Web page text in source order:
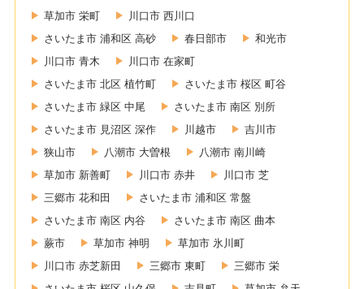
草加市 栄町
川口市 西川口
さいたま市 浦和区 高砂
春日部市
和光市
川口市 青木
川口市 在家町
さいたま市 北区 植竹町
さいたま市 桜区 町谷
さいたま市 緑区 中尾
さいたま市 南区 別所
さいたま市 見沼区 深作
川越市
吉川市
狭山市
八潮市 大曽根
八潮市 南川崎
草加市 新善町
川口市 赤井
川口市 芝
三郷市 花和田
さいたま市 浦和区 常盤
さいたま市 南区 内谷
さいたま市 南区 曲本
蕨市
草加市 神明
草加市 氷川町
川口市 赤芝新田
三郷市 東町
三郷市 栄